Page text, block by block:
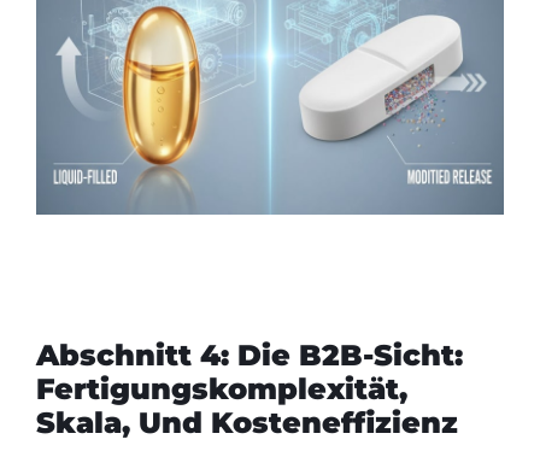
Abschnitt 4: Die B2B-Sicht:
Fertigungskomplexität,
Skala, Und Kosteneffizienz